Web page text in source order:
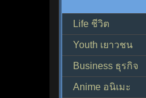
Life ชีวิต
Youth เยาวชน
Business ธุรกิจ
Anime อนิเมะ